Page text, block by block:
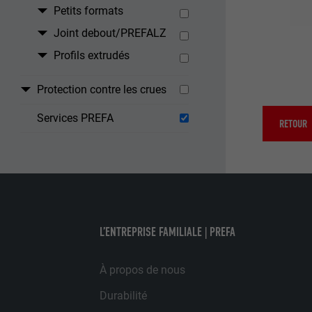
Petits formats
Joint debout/PREFALZ
Profils extrudés
Protection contre les crues
Services PREFA RETOUR
L’ENTREPRISE FAMILIALE | PREFA
À propos de nous
Durabilité
Les cookies «